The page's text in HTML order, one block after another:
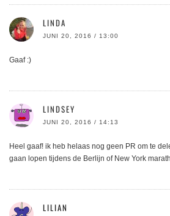
LINDA
JUNI 20, 2016 / 13:00
Gaaf :)
LINDSEY
JUNI 20, 2016 / 14:13
Heel gaaf! ik heb helaas nog geen PR om te
gaan lopen tijdens de Berlijn of New York
LILIAN